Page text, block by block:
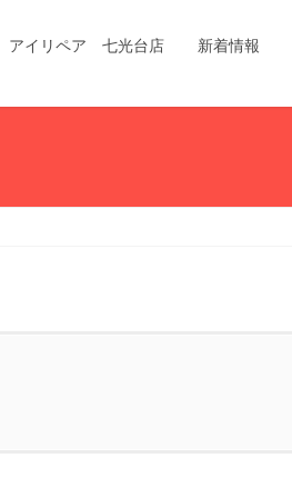
アイリペア 七光台店 新着情報